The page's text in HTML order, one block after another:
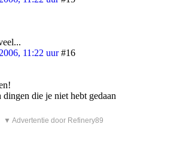
11:22 uur #16
die je niet hebt gedaan
▼ Advertentie door Refinery89